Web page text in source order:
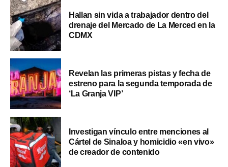
Hallan sin vida a trabajador dentro del
drenaje del Mercado de La Merced en la
CDMX
Revelan las primeras pistas y fecha de
estreno para la segunda temporada de
‘La Granja VIP’
Investigan vínculo entre menciones al
Cártel de Sinaloa y homicidio «en vivo»
de creador de contenido